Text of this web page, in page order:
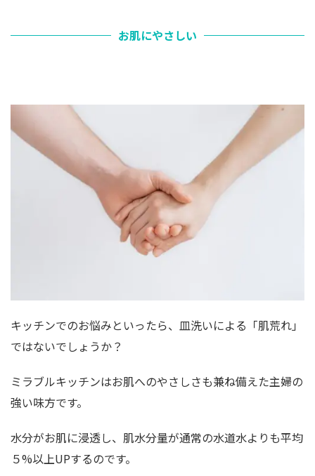
お肌にやさしい
キッチンでのお悩みといったら、皿洗いによる「肌荒れ」
ではないでしょうか？
ミラブルキッチンはお肌へのやさしさも兼ね備えた主婦の
強い味方です。
水分がお肌に浸透し、肌水分量が通常の水道水よりも平均
５%以上UPするのです。